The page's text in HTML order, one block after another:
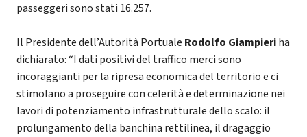
passeggeri sono stati 16.257.
Il Presidente dell’Autorità Portuale Rodolfo Giampieriha
dichiarato: “I dati positivi del traffico merci sono
incoraggianti per la ripresa economica del territorio e ci
stimolano a proseguire con celerità e determinazione nei
lavori di potenziamento infrastrutturale dello scalo: il
prolungamento della banchina rettilinea, il dragaggio